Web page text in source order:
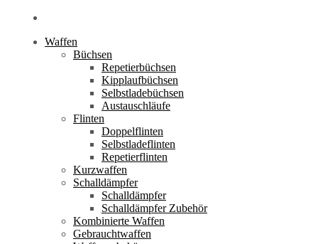
Waffen
Büchsen
Repetierbüchsen
Kipplaufbüchsen
Selbstladebüchsen
Austauschläufe
Flinten
Doppelflinten
Selbstladeflinten
Repetierflinten
Kurzwaffen
Schalldämpfer
Schalldämpfer
Schalldämpfer Zubehör
Kombinierte Waffen
Gebrauchtwaffen